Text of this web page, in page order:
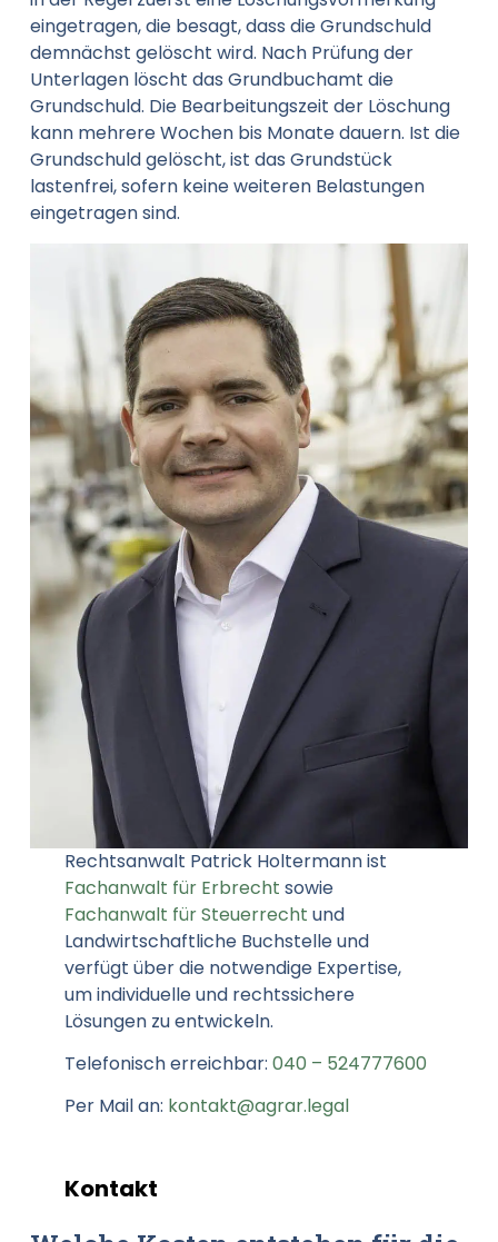
eingetragen, die besagt, dass die Grundschuld
demnächst gelöscht wird. Nach Prüfung der
Unterlagen löscht das Grundbuchamt die
Grundschuld. Die Bearbeitungszeit der Löschung
kann mehrere Wochen bis Monate dauern. Ist die
Grundschuld gelöscht, ist das Grundstück
lastenfrei, sofern keine weiteren Belastungen
eingetragen sind.
Rechtsanwalt Patrick Holtermann ist
Fachanwalt für Erbrecht sowie
Fachanwalt für Steuerrecht und
Landwirtschaftliche Buchstelle und
verfügt über die notwendige Expertise,
um individuelle und rechtssichere
Lösungen zu entwickeln.
Telefonisch erreichbar:040 – 524777600
Per Mail an: kontakt@agrar.legal
Kontakt